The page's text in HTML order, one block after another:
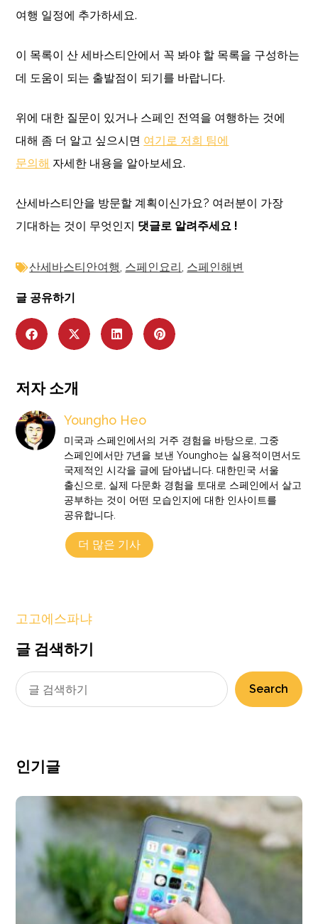
여행 일정에 추가하세요.
이 목록이 산 세바스티안에서 꼭 봐야 할 목록을 구성하는
데 도움이 되는 출발점이 되기를 바랍니다.
위에 대한 질문이 있거나 스페인 전역을 여행하는 것에
대해 좀 더 알고 싶으시면 여기로 저희 팀에
문의해 자세한 내용을 알아보세요.
산세바스티안을 방문할 계획이신가요? 여러분이 가장
기대하는 것이 무엇인지 댓글로 알려주세요 !
산세바스티안여행, 스페인요리, 스페인해변
글 공유하기
저자 소개
Youngho Heo
미국과 스페인에서의 거주 경험을 바탕으로, 그중
스페인에서만 7년을 보낸 Youngho는 실용적이면서도
국제적인 시각을 글에 담아냅니다. 대한민국 서울
출신으로, 실제 다문화 경험을 토대로 스페인에서 살고
공부하는 것이 어떤 모습인지에 대한 인사이트를
공유합니다.
더 많은 기사
고고에스파냐
글 검색하기
Search
인기글